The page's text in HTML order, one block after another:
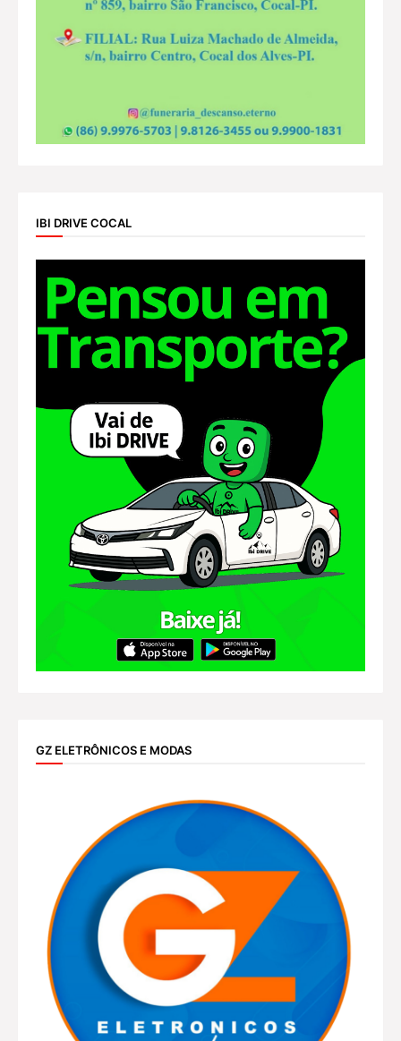
IBI DRIVE COCAL
GZ ELETRÔNICOS E MODAS